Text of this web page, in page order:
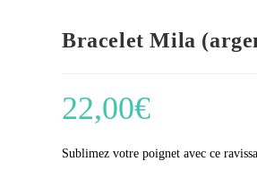
Bracelet Mila
22,00€
Sublimez votre poignet avec ce